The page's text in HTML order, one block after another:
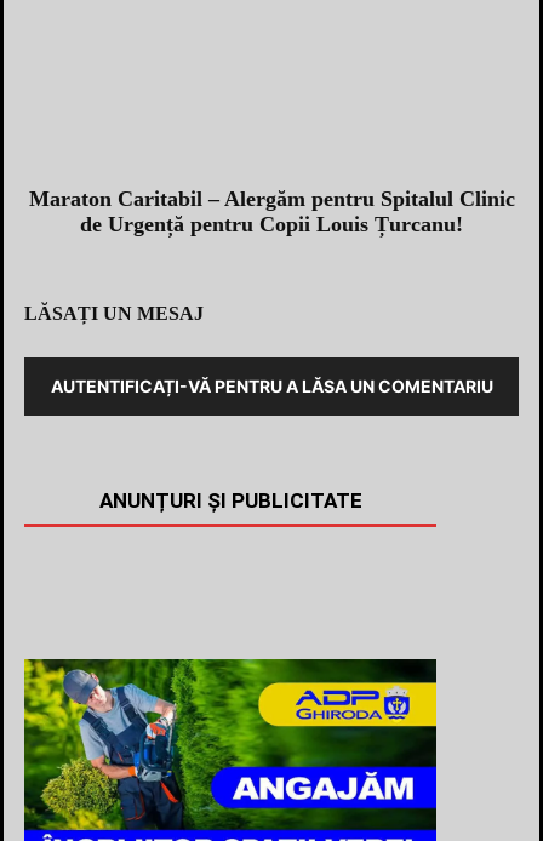
Maraton Caritabil – Alergăm pentru Spitalul Clinic
de Urgență pentru Copii Louis Țurcanu!
LĂSAȚI UN MESAJ
AUTENTIFICAȚI-VĂ PENTRU A LĂSA UN COMENTARIU
ANUNȚURI ȘI PUBLICITATE